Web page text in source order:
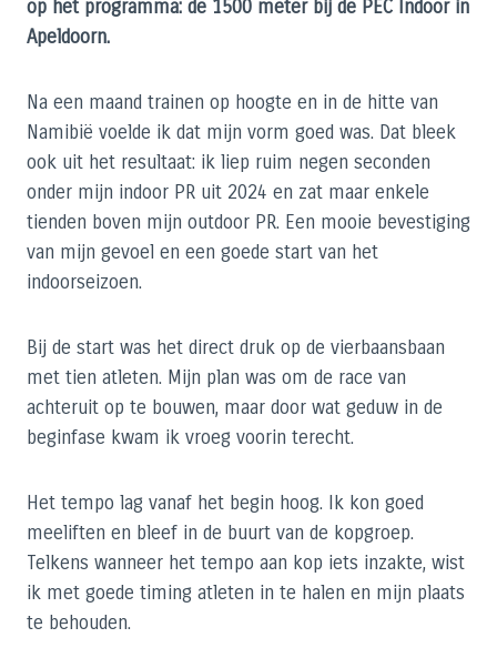
op het programma: de 1500 meter bij de PEC Indoor in
Apeldoorn.
Na een maand trainen op hoogte en in de hitte van
Namibië voelde ik dat mijn vorm goed was. Dat bleek
ook uit het resultaat: ik liep ruim negen seconden
onder mijn indoor PR uit 2024 en zat maar enkele
tienden boven mijn outdoor PR. Een mooie bevestiging
van mijn gevoel en een goede start van het
indoorseizoen.
Bij de start was het direct druk op de vierbaansbaan
met tien atleten. Mijn plan was om de race van
achteruit op te bouwen, maar door wat geduw in de
beginfase kwam ik vroeg voorin terecht.
Het tempo lag vanaf het begin hoog. Ik kon goed
meeliften en bleef in de buurt van de kopgroep.
Telkens wanneer het tempo aan kop iets inzakte, wist
ik met goede timing atleten in te halen en mijn plaats
te behouden.